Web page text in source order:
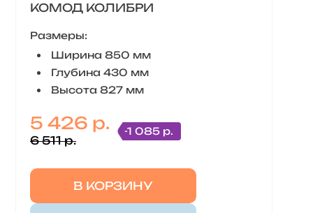
КОМОД КОЛИБРИ
Размеры:
Ширина 850 мм
Глубина 430 мм
Высота 827 мм
5 426 р.
6 511 р.
-1 085 р.
В КОРЗИНУ